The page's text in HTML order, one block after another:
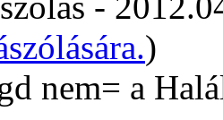
)
nem= a